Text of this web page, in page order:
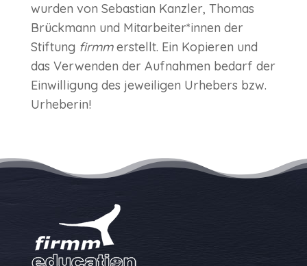
wurden von Sebastian Kanzler, Thomas
Brückmann und Mitarbeiter*innen der
Stiftung firmmerstellt. Ein Kopieren und
das Verwenden der Aufnahmen bedarf der
Einwilligung des jeweiligen Urhebers bzw.
Urheberin!